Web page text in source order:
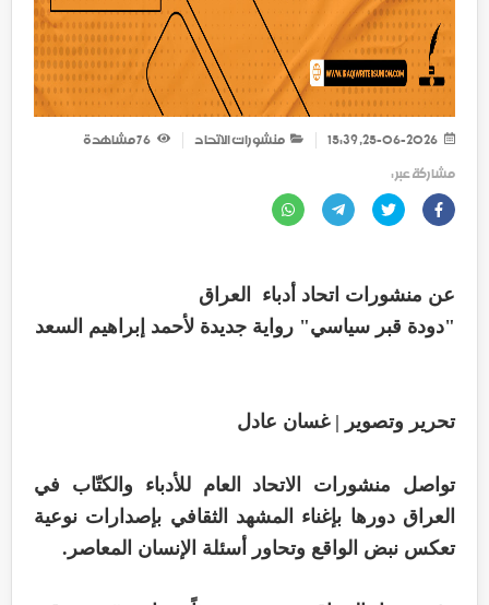
منشورات الاتحاد 76
مشاهدة
مشاركة عبر :
عن منشورات اتحاد أدباء العراق
"دودة قبر سياسي" رواية جديدة لأحمد إبراهيم السعد
تحرير وتصوير | غسان عادل
تواصل منشورات الاتحاد العام للأدباء والكتّاب في
العراق دورها بإغناء المشهد الثقافي بإصدارات نوعية
تعكس نبض الواقع وتحاور أسئلة الإنسان المعاصر.